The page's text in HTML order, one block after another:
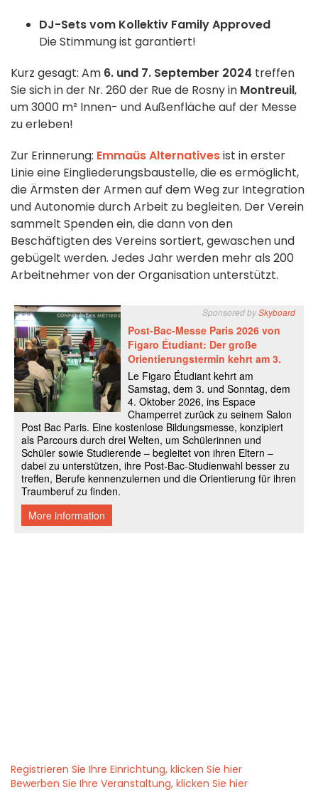
DJ-Sets vom Kollektiv Family Approved
Die Stimmung ist garantiert!
Kurz gesagt: Am 6. und 7. September 2024 treffen
Sie sich in der Nr. 260 der Rue de Rosny in Montreuil,
um 3000 m² Innen- und Außenfläche auf der Messe
zu erleben!
Zur Erinnerung: Emmaüs Alternativesist in erster
Linie eine Eingliederungsbaustelle, die es ermöglicht,
die Ärmsten der Armen auf dem Weg zur Integration
und Autonomie durch Arbeit zu begleiten. Der Verein
sammelt Spenden ein, die dann von den
Beschäftigten des Vereins sortiert, gewaschen und
gebügelt werden. Jedes Jahr werden mehr als 200
Arbeitnehmer von der Organisation unterstützt.
Registrieren Sie Ihre Einrichtung, klicken Sie hier
Bewerben Sie Ihre Veranstaltung, klicken Sie hier